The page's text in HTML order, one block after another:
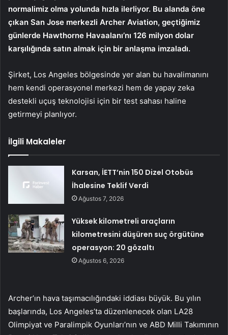
normalimiz olma yolunda hızla ilerliyor. Bu alanda öne
çıkan San Jose merkezli Archer Aviation, geçtiğimiz
günlerde Hawthorne Havaalanı’nı 126 milyon dolar
karşılığında satın almak için bir anlaşma imzaladı.
Şirket, Los Angeles bölgesinde yer alan bu havalimanını
hem kendi operasyonel merkezi hem de yapay zeka
destekli uçuş teknolojisi için bir test sahası haline
getirmeyi planlıyor.
İlgili Makaleler
Karsan, İETT’nin 150 Dizel Otobüs
İhalesine Teklif Verdi
Ağustos 7, 2026
Yüksek kilometreli araçların
kilometresini düşüren suç örgütüne
operasyon: 20 gözaltı
Ağustos 6, 2026
Archer’ın hava taşımacılığındaki iddiası büyük. Bu yılın
başlarında, Los Angeles’ta düzenlenecek olan LA28
Olimpiyat ve Paralimpik Oyunları’nın ve ABD Milli Takımının